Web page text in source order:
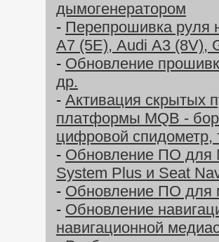
дымогенератором
- Перепрошивка руля
А7 (5E), Audi А3 (8V),
- Обновление
др.
- Активация скрытых
платформы MQB -
цифровой спидометр,
- Обновление ПО для
System Plus и Seat
- Обновление ПО для
- Обновление
навигационной